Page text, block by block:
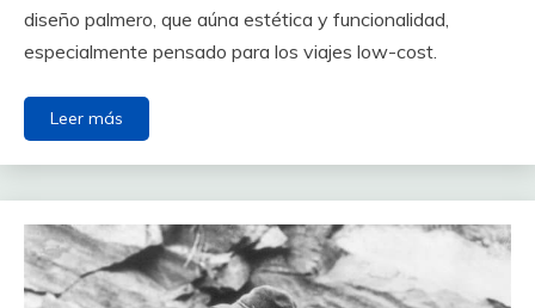
diseño palmero, que aúna estética y funcionalidad,
especialmente pensado para los viajes low-cost.
Leer más